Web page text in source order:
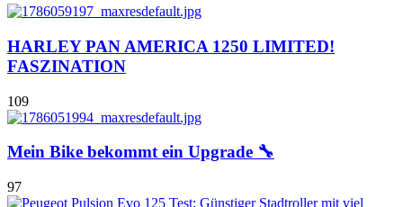
HARLEY PAN AMERICA 1250 LIMITED!
FASZINATION
109
Mein Bike bekommt ein Upgrade 🔧
97